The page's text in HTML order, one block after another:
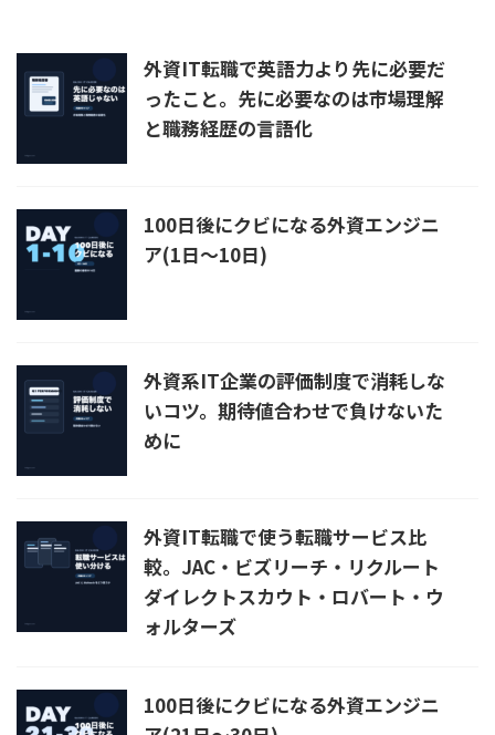
外資IT転職で英語力より先に必要だ
ったこと。先に必要なのは市場理解
と職務経歴の言語化
100日後にクビになる外資エンジニ
ア(1日〜10日)
外資系IT企業の評価制度で消耗しな
いコツ。期待値合わせで負けないた
めに
外資IT転職で使う転職サービス比
較。JAC・ビズリーチ・リクルート
ダイレクトスカウト・ロバート・ウ
ォルターズ
100日後にクビになる外資エンジニ